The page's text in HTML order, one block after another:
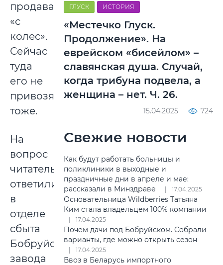
продавали
«с
колес».
Сейчас
туда
его не
привозят
тоже.
На
вопрос
читательницы
ответили
в
отделе
сбыта
Бобруйского
завода
ГЛУСК ИСТОРИЯ
«Местечко Глуск.
Продолжение». На
еврейском «бисейлом» –
славянская душа. Случай,
когда трибуна подвела, а
женщина – нет. Ч. 26.
15.04.2025 724
Свежие новости
Как будут работать больницы и
поликлиники в выходные и
праздничные дни в апреле и мае:
рассказали в Минздраве
17.04.2025
Основательница Wildberries Татьяна
Ким стала владельцем 100% компании
17.04.2025
Почем дачи под Бобруйском. Собрали
варианты, где можно открыть сезон
17.04.2025
Ввоз в Беларусь импортного